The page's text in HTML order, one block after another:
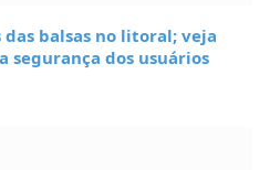
balsas no litoral; veja
segurança dos usuários